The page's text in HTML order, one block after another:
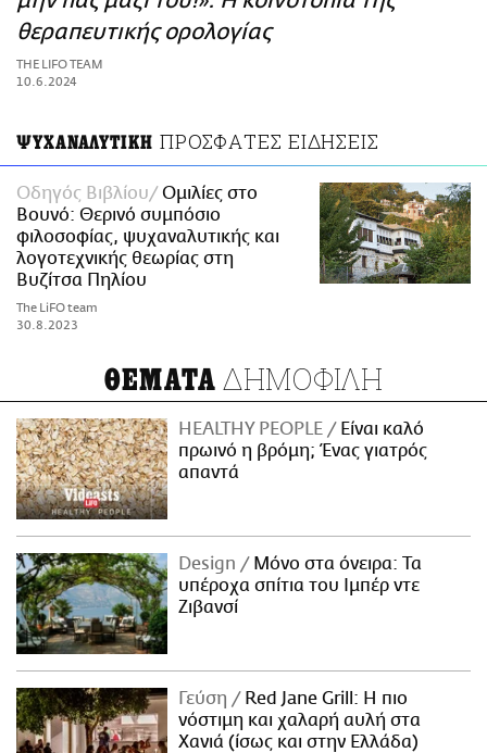
ΑΜΠΑ
PRINT
θεραπευτικής ορολογίας
THE LIFO TEAM
10.6.2024
ΨΥΧΑΝΑΛΥΤΙΚΗ ΠΡΟΣΦΑΤΕΣ ΕΙΔΗΣΕΙΣ
Οδηγός Βιβλίου
Ομιλίες στο
Βουνό: Θερινό συμπόσιο
φιλοσοφίας, ψυχαναλυτικής και
λογοτεχνικής θεωρίας στη
Βυζίτσα Πηλίου
The LiFO team
30.8.2023
ΘΕΜΑΤΑ ΔΗΜΟΦΙΛΗ
HEALTHY PEOPLE
Είναι καλό
πρωινό η βρόμη; Ένας γιατρός
απαντά
Design
Μόνο στα όνειρα: Τα
υπέροχα σπίτια του Ιμπέρ ντε
Ζιβανσί
Γεύση
Red Jane Grill: Η πιο
νόστιμη και χαλαρή αυλή στα
Χανιά (ίσως και στην Ελλάδα)